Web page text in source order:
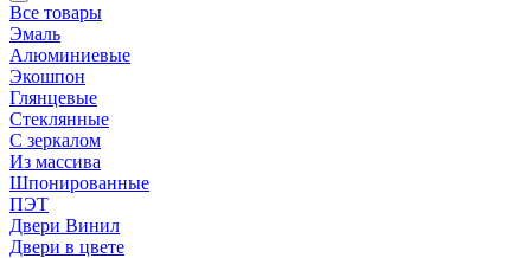
Все товары
Эмаль
Алюминиевые
Экошпон
Глянцевые
Стеклянные
С зеркалом
Из массива
Шпонированные
ПЭТ
Двери Винил
Двери в цвете